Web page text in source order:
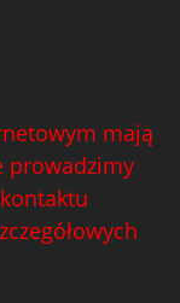
mają
prowadzimy